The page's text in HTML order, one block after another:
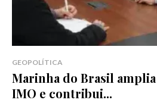
GEOPOLÍTICA
Marinha do Brasil
IMO e contribui...